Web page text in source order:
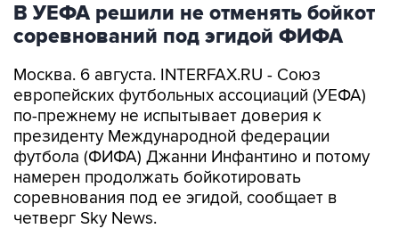
В УЕФА решили не отменять бойкот
соревнований под эгидой ФИФА
Москва. 6 августа. INTERFAX.RU - Союз
европейских футбольных ассоциаций (УЕФА)
по-прежнему не испытывает доверия к
президенту Международной федерации
футбола (ФИФА) Джанни Инфантино и потому
намерен продолжать бойкотировать
соревнования под ее эгидой, сообщает в
четверг Sky News.